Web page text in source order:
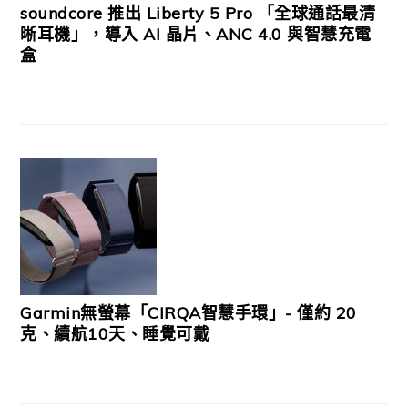
soundcore 推出 Liberty 5 Pro 「全球通話最清
晰耳機」，導入 AI 晶片、ANC 4.0 與智慧充電
盒
Garmin無螢幕「CIRQA智慧手環」- 僅約 20
克、續航10天、睡覺可戴